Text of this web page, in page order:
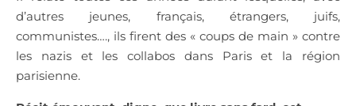
d’autres jeunes, français, étrangers, juifs,
communistes…., ils firent des « coups de main » contre
les nazis et les collabos dans Paris et la région
parisienne.